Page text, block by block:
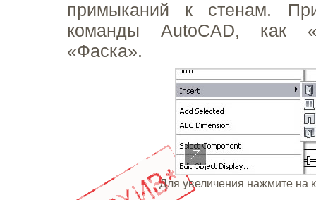
примыканий к стенам.
команды AutoCAD, как
«Фаска».
Для увеличения нажмите на